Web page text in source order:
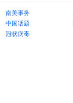
南美事务
中国话题
冠状病毒